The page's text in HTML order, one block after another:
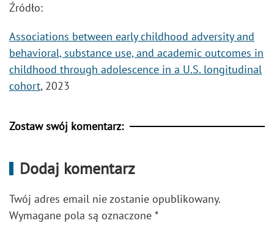
Źródło:
Associations between early childhood adversity and
behavioral, substance use, and academic outcomes in
childhood through adolescence in a U.S. longitudinal
cohort, 2023
Zostaw swój komentarz:
Dodaj komentarz
Twój adres email nie zostanie opublikowany.
Wymagane pola są oznaczone *